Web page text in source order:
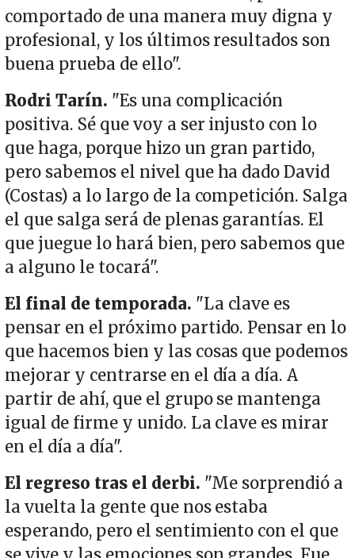
comportado de una manera muy digna y
profesional, y los últimos resultados son
buena prueba de ello".
Rodri Tarín. "Es una complicación
positiva. Sé que voy a ser injusto con lo
que haga, porque hizo un gran partido,
pero sabemos el nivel que ha dado David
(Costas) a lo largo de la competición. Salga
el que salga será de plenas garantías. El
que juegue lo hará bien, pero sabemos que
a alguno le tocará".
El final de temporada. "La clave es
pensar en el próximo partido. Pensar en lo
que hacemos bien y las cosas que podemos
mejorar y centrarse en el día a día. A
partir de ahí, que el grupo se mantenga
igual de firme y unido. La clave es mirar
en el día a día".
El regreso tras el derbi. "Me sorprendió a
la vuelta la gente que nos estaba
esperando, pero el sentimiento con el que